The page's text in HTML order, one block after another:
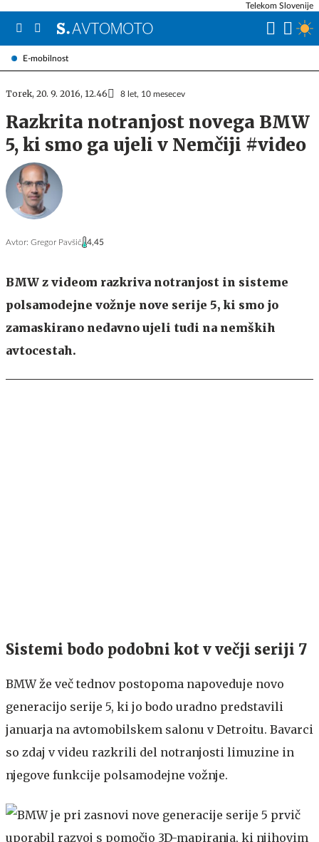
E-mobilnost
Telekom Slovenije
Torek, 20. 9. 2016, 12.46 8 let, 10 mesecev
Razkrita notranjost novega BMW
5, ki smo ga ujeli v Nemčiji #video
Avtor: Gregor Pavšič 4,45
BMW z videom razkriva notranjost in sisteme
polsamodejne vožnje nove serije 5, ki smo jo
zamaskirano nedavno ujeli tudi na nemških
avtocestah.
Sistemi bodo podobni kot v večji seriji 7
BMW že več tednov postopoma napoveduje novo
generacijo serije 5, ki jo bodo uradno predstavili
januarja na avtomobilskem salonu v Detroitu. Bavarci
so zdaj v videu razkrili del notranjosti limuzine in
njegove funkcije polsamodejne vožnje.